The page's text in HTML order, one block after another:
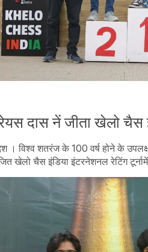
दास नें जीता खेलो चैस
। विश्व शतरंज के 100 वर्ष होने के
खेलो चैस इंडिया इंटरनेशनल रेटिंग